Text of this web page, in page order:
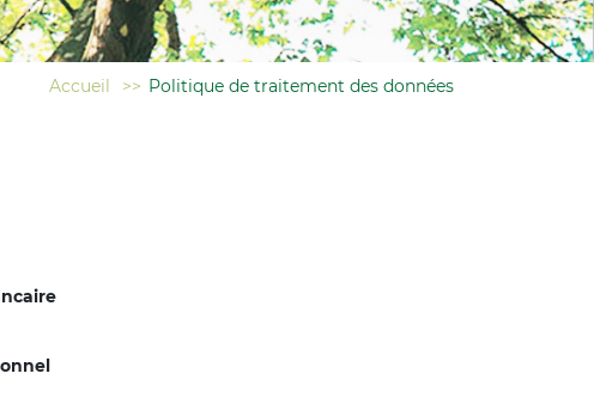
Accueil >> Politique de traitement des données